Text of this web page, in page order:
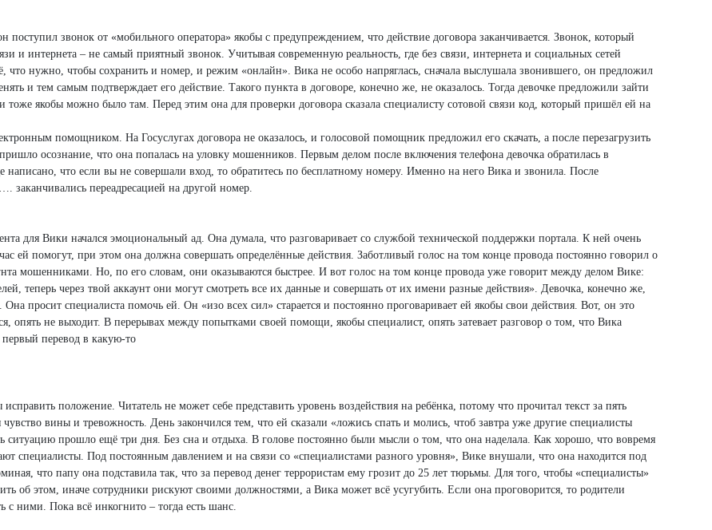
звонок от «мобильного оператора» якобы с предупреждением, что действие договора заканчивается. Звонок, который
и интернета – не самый приятный звонок. Учитывая современную реальность, где без связи, интернета и социальных сетей
что нужно, чтобы сохранить и номер, и режим «онлайн». Вика не особо напряглась, сначала выслушала звонившего, он предложил
и тем самым подтверждает его действие. Такого пункта в договоре, конечно же, не оказалось. Тогда девочке предложили зайти
тоже якобы можно было там. Перед этим она для проверки договора сказала специалисту сотовой связи код, который пришёл ей на
помощником. На Госуслугах договора не оказалось, и голосовой помощник предложил его скачать, а после перезагрузить
осознание, что она попалась на уловку мошенников. Первым делом после включения телефона девочка обратилась в
написано, что если вы не совершали вход, то обратитесь по бесплатному номеру. Именно на него Вика и звонила. После
заканчивались переадресацией на другой номер.
для Вики начался эмоциональный ад. Она думала, что разговаривает со службой технической поддержки портала. К ней очень
ей помогут, при этом она должна совершать определённые действия. Заботливый голос на том конце провода постоянно говорил о
мошенниками. Но, по его словам, они оказываются быстрее. И вот голос на том конце провода уже говорит между делом Вике:
теперь через твой аккаунт они могут смотреть все их данные и совершать от их имени разные действия». Девочка, конечно же,
Она просит специалиста помочь ей. Он «изо всех сил» старается и постоянно проговаривает ей якобы свои действия. Вот, он это
опять не выходит. В перерывах между попытками своей помощи, якобы специалист, опять затевает разговор о том, что Вика
первый перевод в какую-то
положение. Читатель не может себе представить уровень воздействия на ребёнка, потому что прочитал текст за пять
вины и тревожность. День закончился тем, что ей сказали «ложись спать и молись, чтоб завтра уже другие специалисты
ситуацию прошло ещё три дня. Без сна и отдыха. В голове постоянно были мысли о том, что она наделала. Как хорошо, что вовремя
специалисты. Под постоянным давлением и на связи со «специалистами разного уровня», Вике внушали, что она находится под
что папу она подставила так, что за перевод денег террористам ему грозит до 25 лет тюрьмы. Для того, чтобы «специалисты»
об этом, иначе сотрудники рискуют своими должностями, а Вика может всё усугубить. Если она проговорится, то родители
с ними. Пока всё инкогнито – тогда есть шанс.